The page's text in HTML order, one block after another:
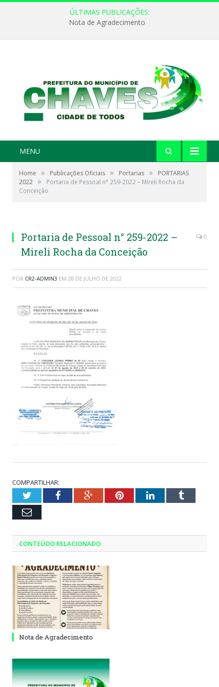
ÚLTIMAS PUBLICAÇÕES:
Nota de Agradecimento
MENU
Home » Publicações Oficiais » Portarias »
PORTARIAS
2022 »
Portaria de Pessoal n° 259-2022 – Mireli Rocha da
Conceição
Portaria de Pessoal n° 259-2022 –
Mireli Rocha da Conceição
0
POR CR2-ADMIN3 EM 28 DE JULHO DE 2022
COMPARTILHAR:
TwitterFacebookGoogle+PinterestLinkedInTumblr
Email
CONTEÚDO RELACIONADO
Nota de Agradecimento